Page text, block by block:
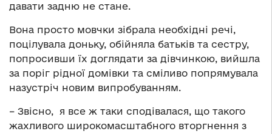
давати задню не стане.
Вона просто мовчки зібрала необхідні речі,
поцілувала доньку, обійняла батьків та сестру,
попросивши їх доглядати за дівчинкою, вийшла
за поріг рідної домівки та сміливо попрямувала
назустріч новим випробуванням.
– Звісно, я все ж таки сподівалася, що такого
жахливого широкомасштабного вторгнення з